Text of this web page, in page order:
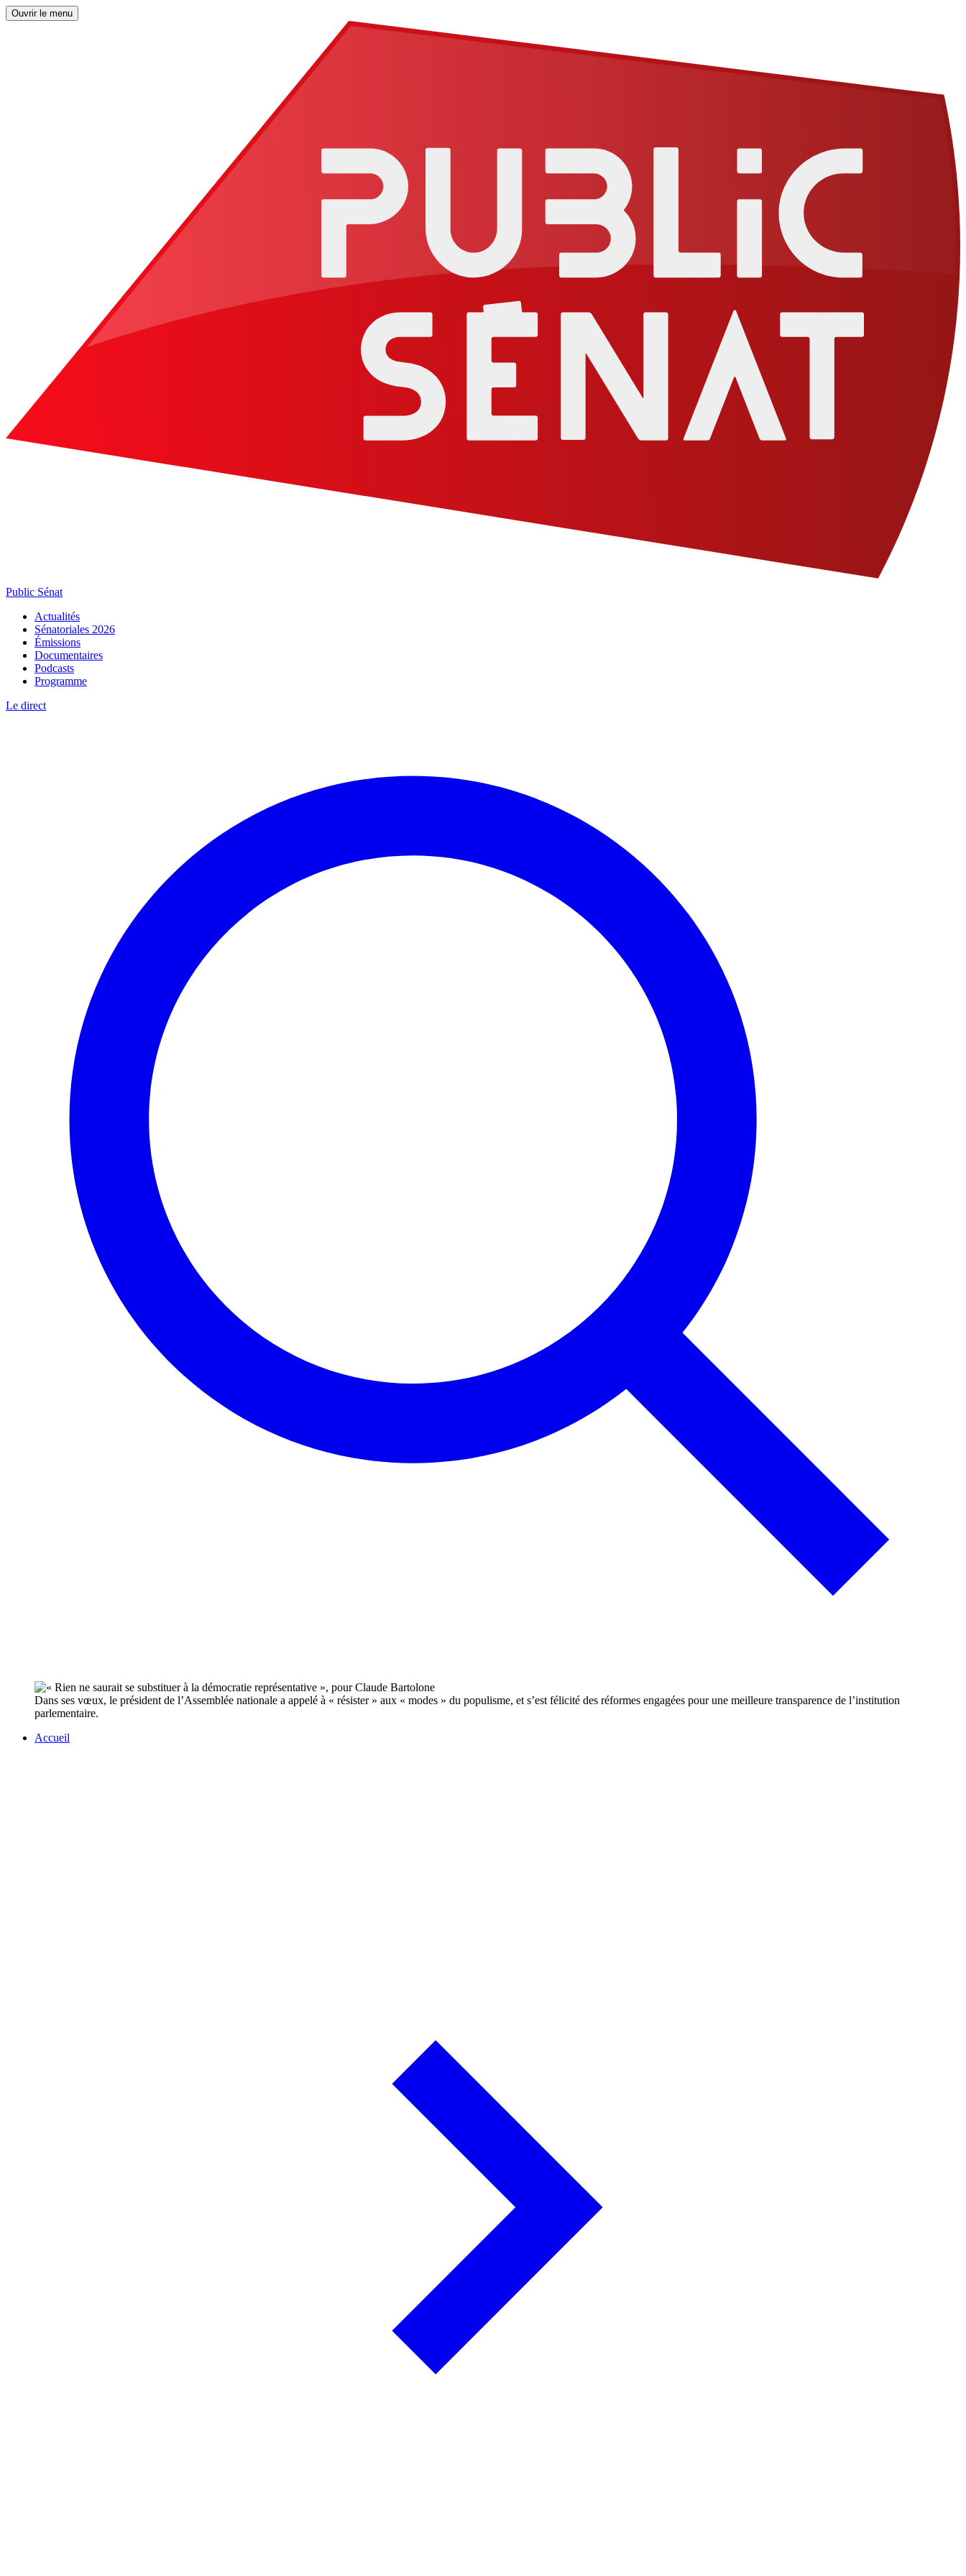
Ouvrir le menu
Public Sénat
Actualités
Sénatoriales 2026
Émissions
Documentaires
Podcasts
Programme
Le direct
Dans ses vœux, le président de l’Assemblée nationale a appelé à « résister » aux « modes » du populisme, et s’est félicité des réformes engagées pour une meilleure transparence de l’institution
parlementaire.
Accueil